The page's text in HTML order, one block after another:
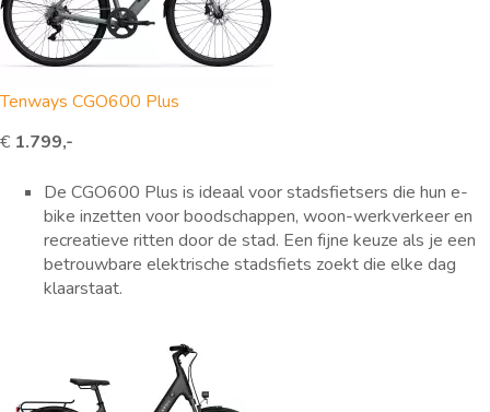
Tenways CGO600 Plus
€ 1.799,-
De CGO600 Plus is ideaal voor stadsfietsers die hun e-
bike inzetten voor boodschappen, woon-werkverkeer en
recreatieve ritten door de stad. Een fijne keuze als je een
betrouwbare elektrische stadsfiets zoekt die elke dag
klaarstaat.